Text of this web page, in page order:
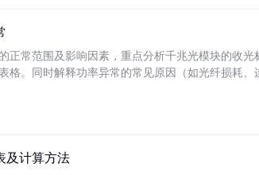
正常范围及影响因素，重点分析千兆光模块的收光
格。同时解释功率异常的常见原因（如光纤损耗
及计算方法